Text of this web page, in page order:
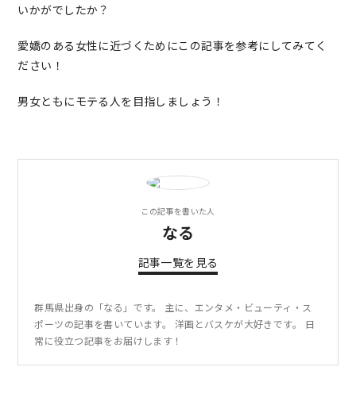
いかがでしたか？
愛嬌のある女性に近づくためにこの記事を参考にしてみてく
ださい！
男女ともにモテる人を目指しましょう！
この記事を書いた人
なる
記事一覧を見る
群馬県出身の「なる」です。 主に、エンタメ・ビューティ・ス
ポーツの記事を書いています。 洋画とバスケが大好きです。 日
常に役立つ記事をお届けします！